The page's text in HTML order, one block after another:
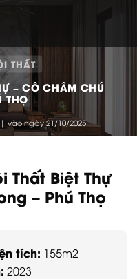
THẤT
– CÔ CHÂM CHÚ
THỌ
| vào ngày 21/10/2025
Thất Biệt Thự
– Phú Thọ
tích: 155m2
2023